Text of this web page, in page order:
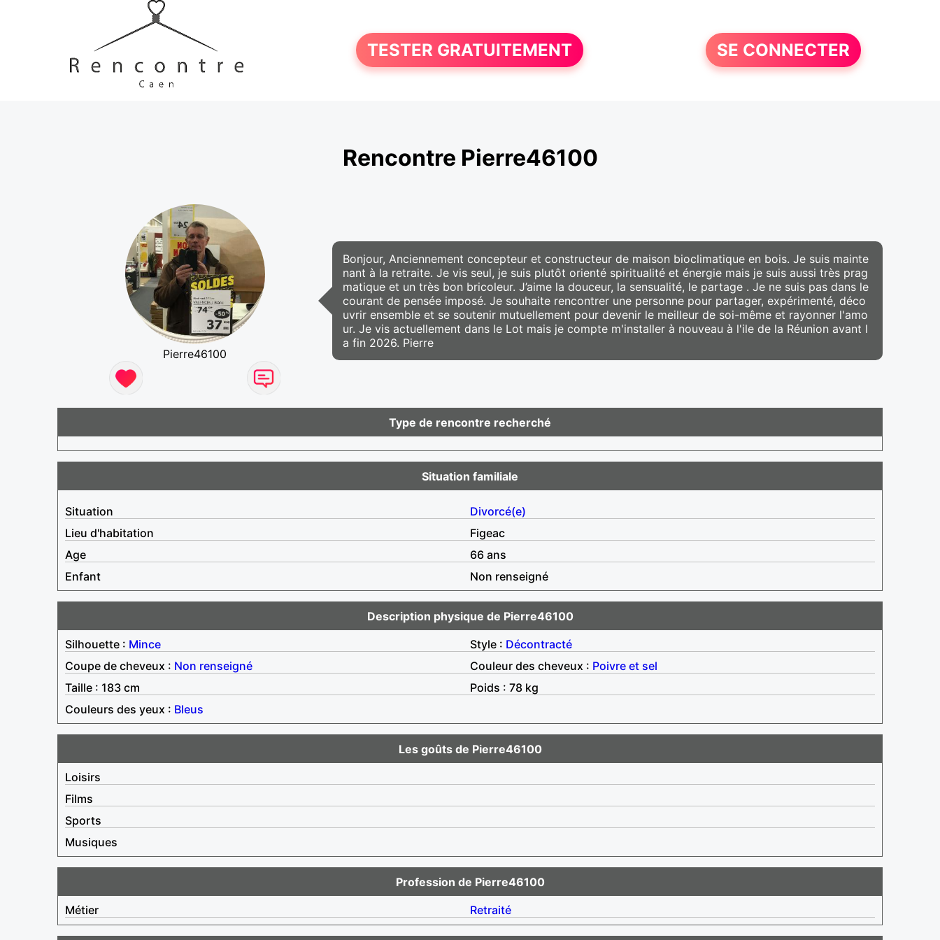
TESTER GRATUITEMENT SE CONNECTER
Rencontre Pierre46100
Pierre46100
Bonjour, Anciennement concepteur et constructeur de maison bioclimatique en bois. Je suis mainte
nant à la retraite. Je vis seul, je suis plutôt orienté spiritualité et énergie mais je suis aussi très prag
matique et un très bon bricoleur. J’aime la douceur, la sensualité, le partage . Je ne suis pas dans le
courant de pensée imposé. Je souhaite rencontrer une personne pour partager, expérimenté, déco
uvrir ensemble et se soutenir mutuellement pour devenir le meilleur de soi-même et rayonner l'amo
ur. Je vis actuellement dans le Lot mais je compte m'installer à nouveau à l'ile de la Réunion avant l
a fin 2026. Pierre
Type de rencontre recherché
Situation familiale
Situation
Divorcé(e)
Lieu d'habitation
Figeac
Age
66 ans
Enfant
Non renseigné
Description physique de Pierre46100
Silhouette : Mince Style : Décontracté
Coupe de cheveux : Non renseigné Couleur des cheveux : Poivre et sel
Taille : 183 cm
Poids : 78 kg
Couleurs des yeux : Bleus
Les goûts de Pierre46100
Loisirs
Films
Sports
Musiques
Profession de Pierre46100
Métier
Retraité